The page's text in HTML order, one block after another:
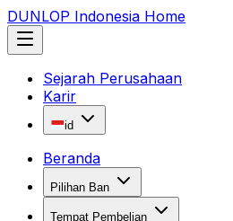
DUNLOP Indonesia Home
Sejarah Perusahaan
Karir
id
Beranda
Pilihan Ban
Tempat Pembelian